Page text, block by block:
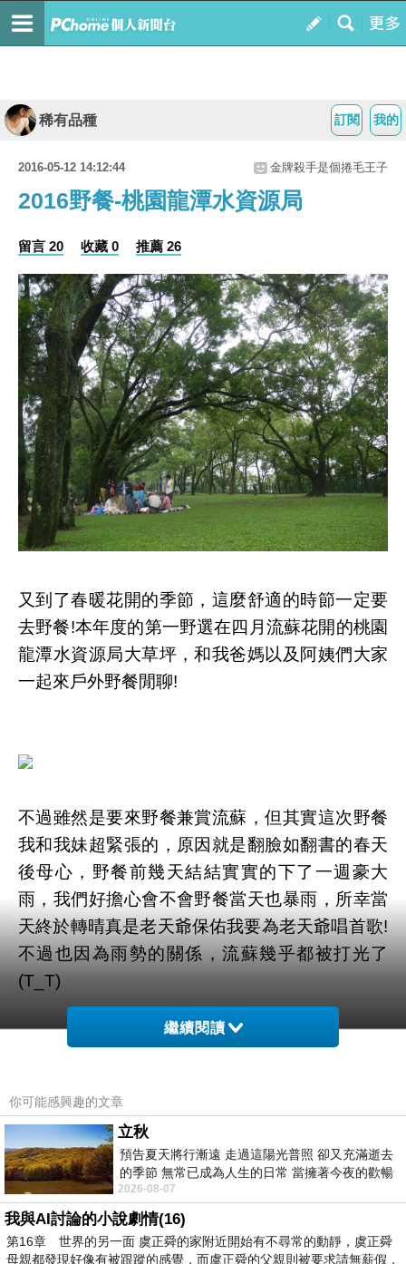
我的
訂閱
稀有品種
2016-05-12 14:12:44 金牌殺手是個捲毛王子
2016野餐-桃園龍潭水資源局
留言 20 收藏 0 推薦 26
又到了春暖花開的季節，這麼舒適的時節一定要
去野餐!本年度的第一野選在四月流蘇花開的桃園
龍潭水資源局大草坪，和我爸媽以及阿姨們大家
一起來戶外野餐閒聊!
不過雖然是要來野餐兼賞流蘇，但其實這次野餐
我和我妹超緊張的，原因就是翻臉如翻書的春天
後母心，野餐前幾天結結實實的下了一週豪大
雨，我們好擔心會不會野餐當天也暴雨，所幸當
天終於轉晴真是老天爺保佑我要為老天爺唱首歌!
不過也因為雨勢的關係，流蘇幾乎都被打光了
(T_T)
繼續閱讀
你可能感興趣的文章
立秋
預告夏天將行漸遠 走過這陽光普照 卻又充滿逝去
的季節 無常已成為人生的日常 當擁著今夜的歡暢
舒心 轉眼驟成昨日 而明晨 太陽
2026-08-07
我與AI討論的小說劇情(16)
第16章 世界的另一面 虞正舜的家附近開始有不尋常的動靜，虞正舜
母親都發現好像有被跟蹤的感覺，而虞正舜的父親則被要求請無薪假，